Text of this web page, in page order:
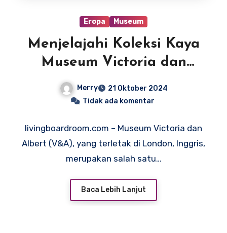
Eropa Museum
Menjelajahi Koleksi Kaya
Museum Victoria dan
Merry
21 Oktober 2024
Tidak ada komentar
livingboardroom.com – Museum Victoria dan
Albert (V&A), yang terletak di London, Inggris,
merupakan salah satu…
Baca Lebih Lanjut